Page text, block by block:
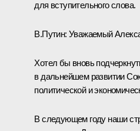
для вступительного слова.
В.Путин: Уважаемый
Хотел бы вновь
в дальнейшем развитии
политической и
В следующем году наши